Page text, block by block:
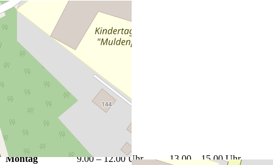
+−
Leaflet
© OpenStreetMap
Öffnungszeiten
Montag 9.00 – 12.00 Uhr
13.00 – 15.00 Uhr